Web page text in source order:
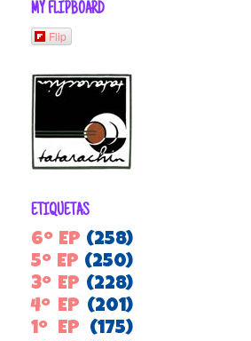
MY FLIPBOARD
Flip
ETIQUETAS
6º EP (258)
5º EP (250)
3º EP (228)
4º EP (201)
1º EP
(175)